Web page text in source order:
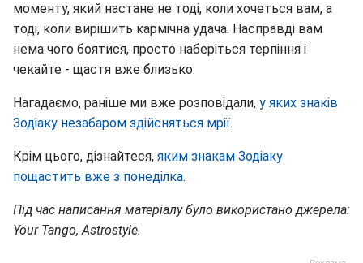
моменту, який настане не тоді, коли хочеться вам, а
тоді, коли вирішить кармічна удача. Насправді вам
нема чого боятися, просто наберіться терпіння і
чекайте - щастя вже близько.
Нагадаємо, раніше ми вже розповідали, у яких знаків
Зодіаку незабаром здійсняться мрії.
Крім цього, дізнайтеся, яким знакам Зодіаку
пощастить вже з понеділка.
Під час написання матеріалу було використано джерела:
Your Tango, Astrostyle.